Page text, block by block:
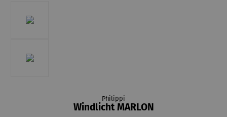
Philippi
Windlicht MARLON